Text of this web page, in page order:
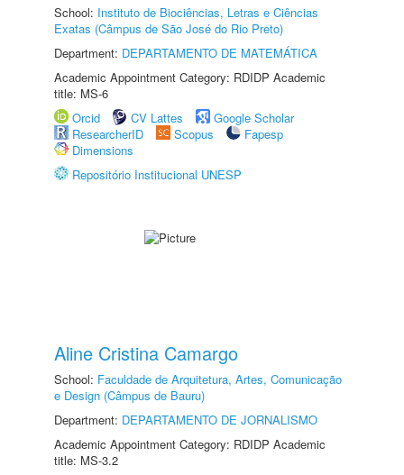
School: Instituto de Biociências, Letras e Ciências
Exatas (Câmpus de São José do Rio Preto)
Department: DEPARTAMENTO DE MATEMÁTICA
Academic Appointment Category: RDIDP Academic
title: MS-6
Orcid
CV Lattes
Google Scholar
ResearcherID
Scopus
Fapesp
Dimensions
Repositório Institucional UNESP
Aline Cristina Camargo
School: Faculdade de Arquitetura, Artes, Comunicação
e Design (Câmpus de Bauru)
Department: DEPARTAMENTO DE JORNALISMO
Academic Appointment Category: RDIDP Academic
title: MS-3.2